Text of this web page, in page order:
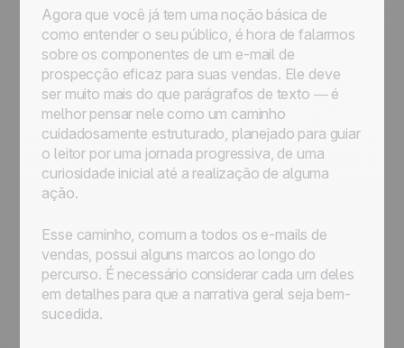
Agora que você já tem uma noção básica de
como entender o seu público, é hora de falarmos
sobre os componentes de um e-mail de
prospecção eficaz para suas vendas. Ele deve
ser muito mais do que parágrafos de texto — é
melhor pensar nele como um caminho
cuidadosamente estruturado, planejado para guiar
o leitor por uma jornada progressiva, de uma
curiosidade inicial até a realização de alguma
ação.
Esse caminho, comum a todos os e-mails de
vendas, possui alguns marcos ao longo do
percurso. É necessário considerar cada um deles
em detalhes para que a narrativa geral seja bem-
sucedida.